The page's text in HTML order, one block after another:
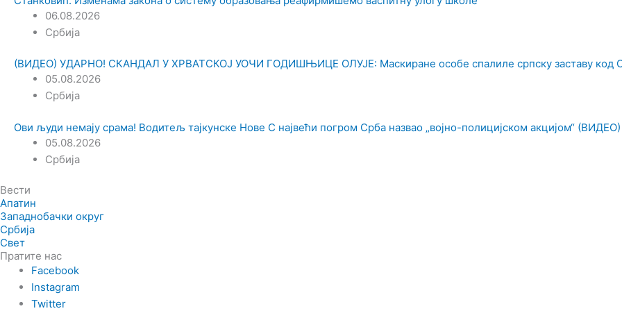
06.08.2026
Србија
(ВИДЕО) УДАРНО! СКАНДАЛ У ХРВАТСКОЈ УОЧИ ГОДИШЊИЦЕ ОЛУЈЕ: Маскиране особе спалиле српску заставу код
05.08.2026
Србија
Ови људи немају срама! Водитељ тајкунске Нове С највећи погром Срба назвао „војно-полицијском акцијом“ (ВИДЕО)
05.08.2026
Србија
Вести
Апатин
Западнобачки округ
Србија
Свет
Пратите нас
Facebook
Instagram
Twitter